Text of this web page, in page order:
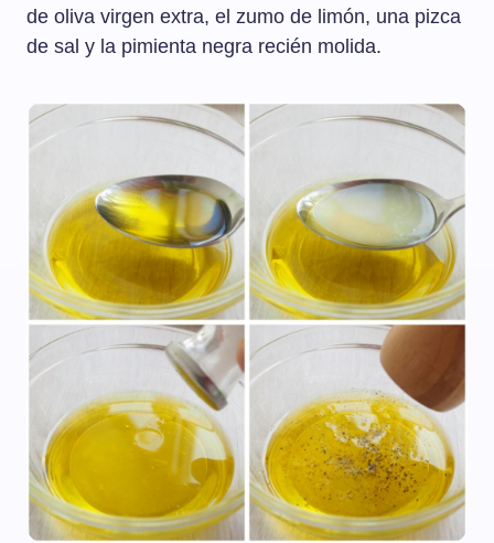
de oliva virgen extra, el zumo de limón, una pizca
de sal y la pimienta negra recién molida.